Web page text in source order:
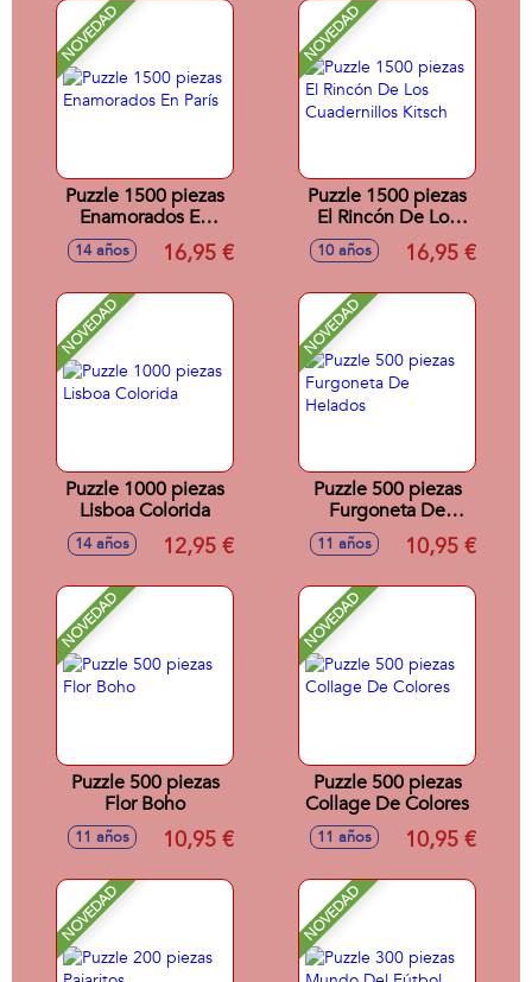
NOVEDAD
Puzzle 1500 piezas
Enamorados En
París
14 años 16,95 €
NOVEDAD
Puzzle 1500 piezas
El Rincón De Los
Cuadernillos Kitsch
10 años 16,95 €
NOVEDAD
Puzzle 1000 piezas
Lisboa Colorida
14 años 12,95 €
NOVEDAD
Puzzle 500 piezas
Furgoneta De
Helados
11 años 10,95 €
NOVEDAD
Puzzle 500 piezas
Flor Boho
11 años 10,95 €
NOVEDAD
Puzzle 500 piezas
Collage De Colores
11 años 10,95 €
NOVEDAD NOVEDAD